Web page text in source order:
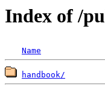
Index of /
Name
handbook/